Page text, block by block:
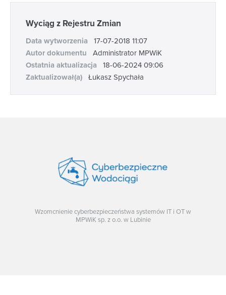
Wyciąg z Rejestru Zmian
Data wytworzenia
17-07-2018 11:07
Autor dokumentu
Administrator MPWiK
Ostatnia aktualizacja
18-06-2024 09:06
Zaktualizował(a)
Łukasz Spychała
Wzomcnienie cyberbezpieczeństwa systemów IT i OT w
MPWiK sp. z o.o. w Lubinie